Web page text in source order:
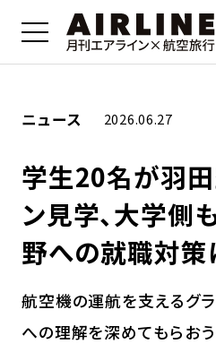
ニュース 2026.06.27
学生20名が羽
ン見学、大学側
野への就職対策
航空機の運航を支えるグ
への理解を深めてもらおう